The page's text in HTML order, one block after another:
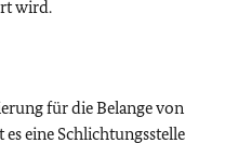
wird.
für die Belange von
eine Schlichtungsstelle